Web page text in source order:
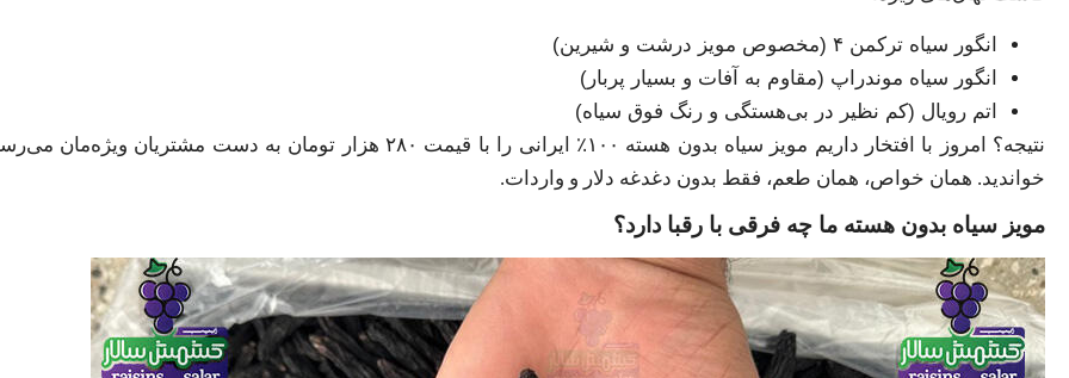
انگور سیاه ترکمن ۴ (مخصوص مویز درشت و شیرین)
انگور سیاه موندراپ (مقاوم به آفات و بسیار پربار)
اتم رویال (کم نظیر در بی‌هستگی و رنگ فوق سیاه)
نتیجه؟ امروز با افتخار داریم مویز سیاه بدون هسته ۱۰۰٪ ایرانی را با قیمت ۲۸۰ هزار تومان به دست
خواندید. همان خواص، همان طعم، فقط بدون دغدغه دلار و واردات.
مویز سیاه بدون هسته ما چه فرقی با رقبا دارد؟